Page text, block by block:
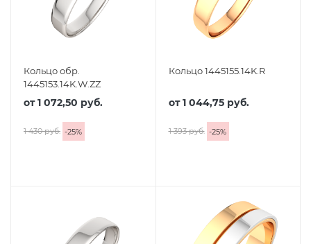
Кольцо обр.
1445153.14K.W.ZZ
от1 072,50 руб.
1 430 руб. -25%
Кольцо 1445155.14K.R
от1 044,75 руб.
1 393 руб. -25%